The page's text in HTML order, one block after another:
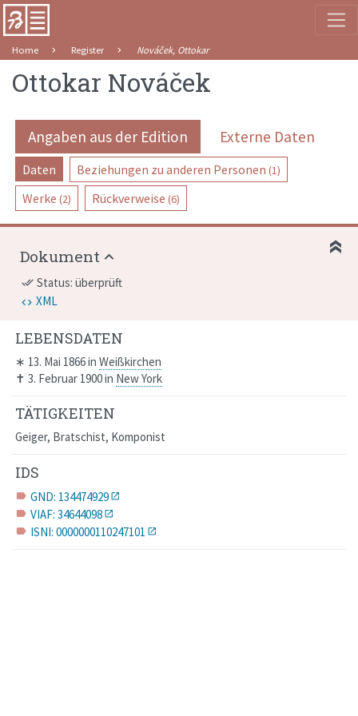
Home Register Nováček, Ottokar
Ottokar Nováček
Angaben aus der Edition Externe Daten
Daten Beziehungen zu anderen Personen (1)
Werke (2) Rückverweise (6)
LEBENSDATEN
∗ 13. Mai 1866in Weißkirchen
✝ 3. Februar 1900in New York
TÄTIGKEITEN
Geiger, Bratschist, Komponist
IDS
label GND: 134474929
label VIAF: 34644098
label ISNI: 0000000110247101
Dokument
done_all Status: überprüft
XML